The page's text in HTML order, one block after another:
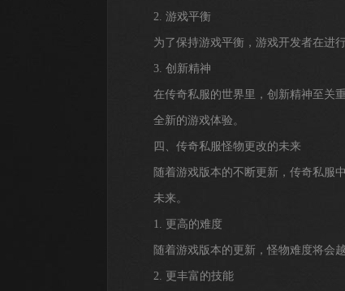
2. 游戏平衡
为了保持游戏平衡，游戏开发者在进
3. 创新精神
在传奇私服的世界里，创新精神至关
全新的游戏体验。
四、传奇私服怪物更改的未来
随着游戏版本的不断更新，传奇私服
未来。
1. 更高的难度
随着游戏版本的更新，怪物难度将会
2. 更丰富的技能